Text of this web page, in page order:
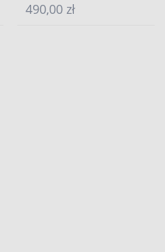
490,00 zł